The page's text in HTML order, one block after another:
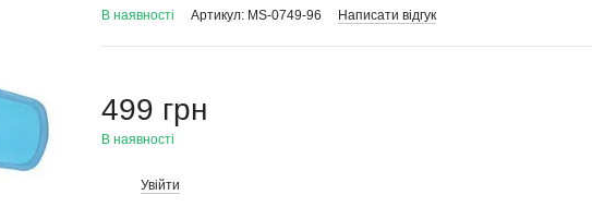
В наявності Артикул: MS-0749-96 Написати відгук
499 грн
В наявності
Увійти